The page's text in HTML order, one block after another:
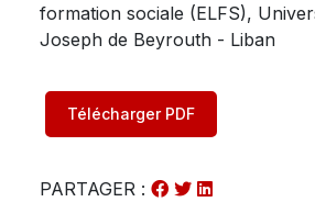
formation sociale (ELFS),
Joseph de Beyrouth - Liban
Télécharger PDF
PARTAGER :